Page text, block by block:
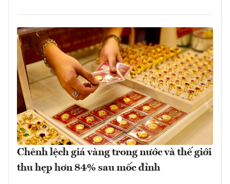
Chênh lệch giá vàng trong nước và thế giới
thu hẹp hơn 84% sau mốc đỉnh